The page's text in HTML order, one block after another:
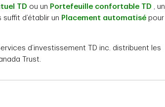
TD ou un Portefeuille confortable TD , un
d’établir un Placement automatisé pour
d’investissement TD inc. distribuent les
Trust.